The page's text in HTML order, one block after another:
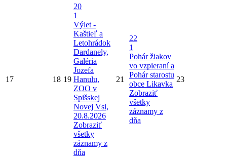
17 18 19
20
1
Výlet -
Kaštieľ a
Letohrádok
Dardanely,
Galéria
Jozefa
Hanulu,
ZOO v
Spišskej
Novej Vsi,
20.8.2026
Zobraziť
všetky
záznamy z
dňa
21
22
1
Pohár žiakov
vo vzpieraní a
Pohár starostu
obce Likavka
Zobraziť
všetky
záznamy z
dňa
23